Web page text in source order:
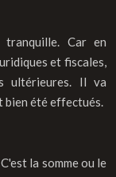
Car en
et fiscales,
ultérieures. Il va
bien été effectués.
la somme ou le